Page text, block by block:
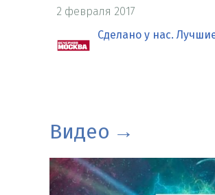
2 февраля 2017
Сделано у нас.
Видео